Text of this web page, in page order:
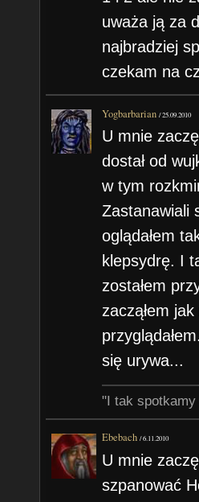
uważa ją za
najbradziej
czekam na
Yogbarbarian /25.09.2010
U mnie
dostał od
w tym
Zastanawiali
oglądałem
klepsydrę. I
zostałem
zacząłem
się urywa...
"I tak
Ebebach /6.11.2010
U mnie
szpanować